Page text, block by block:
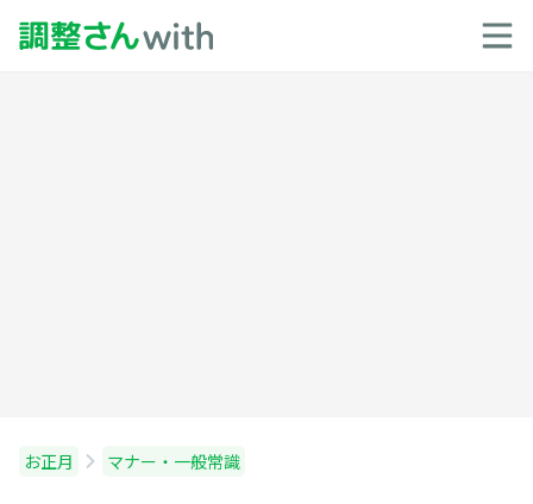
お正月 マナー・一般常識